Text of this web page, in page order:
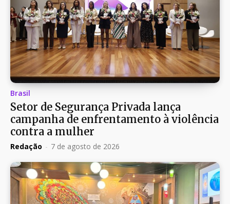
Brasil
Setor de Segurança Privada lança
campanha de enfrentamento à violência
contra a mulher
Redação - 7 de agosto de 2026